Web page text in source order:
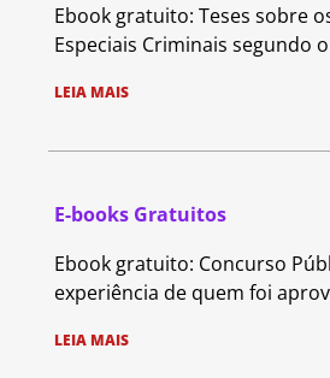
Ebook gratuito: Teses sobre
Especiais Criminais segundo o
LEIA MAIS
E-books Gratuitos
Ebook gratuito: Concurso
experiência de quem foi
LEIA MAIS